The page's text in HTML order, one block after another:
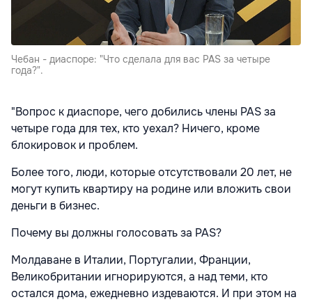
Чебан - диаспоре: "Что сделала для вас PAS за четыре
года?".
"Вопрос к диаспоре, чего добились члены PAS за
четыре года для тех, кто уехал? Ничего, кроме
блокировок и проблем.
Более того, люди, которые отсутствовали 20 лет, не
могут купить квартиру на родине или вложить свои
деньги в бизнес.
Почему вы должны голосовать за PAS?
Молдаване в Италии, Португалии, Франции,
Великобритании игнорируются, а над теми, кто
остался дома, ежедневно издеваются. И при этом на